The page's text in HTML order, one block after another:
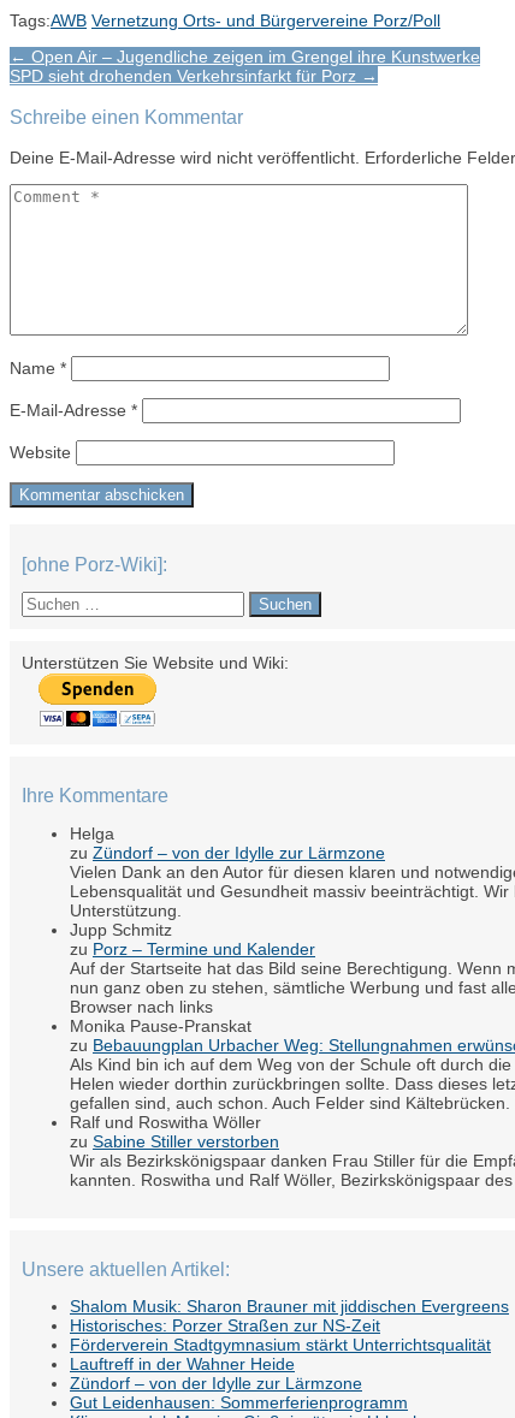
Tags:AWB Vernetzung Orts- und Bürgervereine Porz/Poll
Post
navigation
← Open Air – Jugendliche zeigen im Grengel ihre Kunstwerke
SPD sieht drohenden Verkehrsinfarkt für Porz →
Schreibe einen Kommentar
Deine E-Mail-Adresse wird nicht veröffentlicht. Erforderliche
Name *
E-Mail-Adresse *
Website
[ohne Porz-Wiki]:
Suchen
nach:
Unterstützen Sie Website und Wiki:
Ihre Kommentare
Helga
zu Zündorf – von der Idylle zur Lärmzone
Vielen Dank an den Autor für diesen klaren und
Lebensqualität und Gesundheit massiv beeinträchtigt.
Unterstützung.
Jupp Schmitz
zu Porz – Termine und Kalender
Auf der Startseite hat das Bild seine Berechtigung.
nun ganz oben zu stehen, sämtliche Werbung und fast
Browser nach links
Monika Pause-Pranskat
zu Bebauungplan Urbacher Weg: Stellungnahmen
Als Kind bin ich auf dem Weg von der Schule oft durch
Helen wieder dorthin zurückbringen sollte. Dass dieses
gefallen sind, auch schon. Auch Felder sind Kältebrücken.
Ralf und Roswitha Wöller
zu Sabine Stiller verstorben
Wir als Bezirkskönigspaar danken Frau Stiller für die
kannten. Roswitha und Ralf Wöller, Bezirkskönigspaar
Unsere aktuellen Artikel:
Shalom Musik: Sharon Brauner mit jiddischen Evergreens
Historisches: Porzer Straßen zur NS-Zeit
Förderverein Stadtgymnasium stärkt Unterrichtsqualität
Lauftreff in der Wahner Heide
Zündorf – von der Idylle zur Lärmzone
Gut Leidenhausen: Sommerferienprogramm